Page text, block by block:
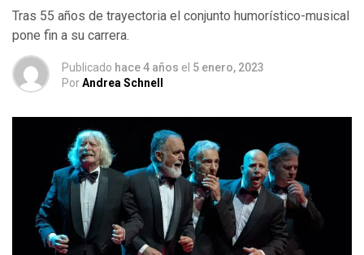
Tras 55 años de trayectoria el conjunto humorístico-musical
pone fin a su carrera.
Publicado hace 4 años el 5 enero, 2023
PorAndrea Schnell